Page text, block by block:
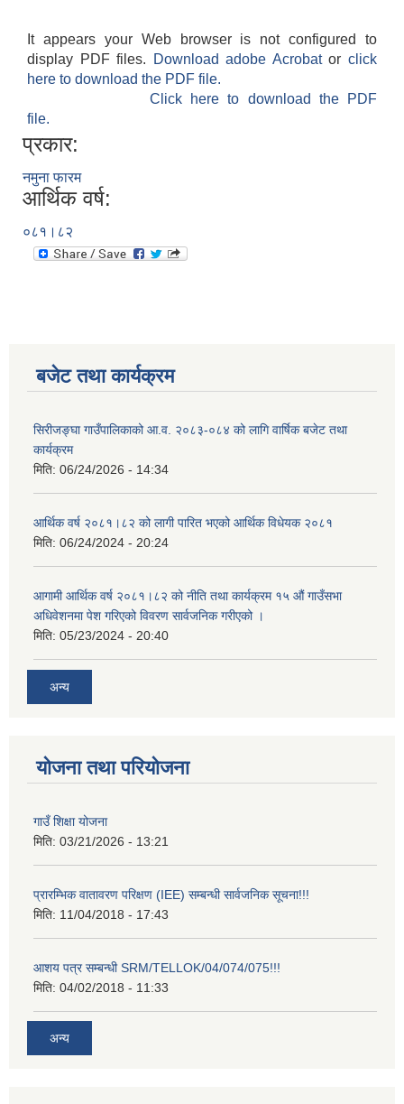
It appears your Web browser is not configured to
display PDF files.
Download adobe Acrobatorclick
here to download the PDF file.
Click here to download the PDF
file.
प्रकार:
नमुना फारम
आर्थिक वर्ष:
०८१।८२
बजेट तथा कार्यक्रम
सिरीजङ्घा गाउँपालिकाको आ.व. २०८३-०८४ को लागि वार्षिक बजेट तथा
कार्यक्रम
मिति: 06/24/2026 - 14:34
आर्थिक वर्ष २०८१।८२ को लागी पारित भएको आर्थिक विधेयक २०८१
मिति: 06/24/2024 - 20:24
आगामी आर्थिक वर्ष २०८१।८२ को नीति तथा कार्यक्रम १५ औं गाउँसभा
अधिवेशनमा पेश गरिएको विवरण सार्वजनिक गरीएको ।
मिति: 05/23/2024 - 20:40
अन्य
योजना तथा परियोजना
गाउँ शिक्षा योजना
मिति: 03/21/2026 - 13:21
प्रारम्भिक वातावरण परिक्षण (IEE) सम्बन्धी सार्वजनिक सूचना!!!
मिति: 11/04/2018 - 17:43
आशय पत्र सम्बन्धी SRM/TELLOK/04/074/075!!!
मिति: 04/02/2018 - 11:33
अन्य